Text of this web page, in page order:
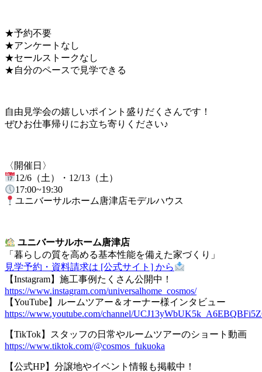
★予約不要
★アンケートなし
★セールストークなし
★自分のペースで見学できる
自由見学会の嬉しいポイント盛りだくさんです！
ぜひお仕事帰りにお立ち寄りください♪
〈開催日〉
12/6（土）・12/13（土）
17:00~19:30
ユニバーサルホーム唐津店モデルハウス
ユニバーサルホーム唐津店
「暮らしの質を高める基本性能を備えた家づくり」
見学予約・資料請求は [公式サイト] から
【Instagram】施工事例たくさん公開中！
https://www.instagram.com/universalhome_cosmos/
【YouTube】ルームツアー＆オーナー様インタビュー
https://www.youtube.com/channel/
【TikTok】スタッフの日常やルームツアーのショート動画
https://www.tiktok.com/@cosmos_fukuoka
【公式HP】分譲地やイベント情報も掲載中！